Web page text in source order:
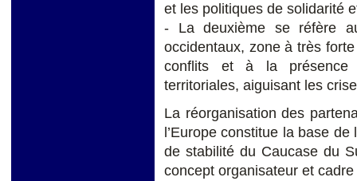
et les politiques de solidarité
- La deuxième se réfère
occidentaux, zone à très
conflits et à la présence
territoriales, aiguisant les
La réorganisation des
l’Europe constitue la base
de stabilité du Caucase du
concept organisateur et